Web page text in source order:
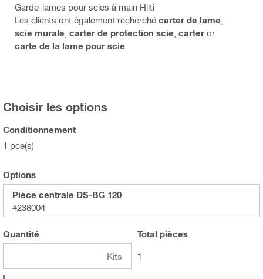
Garde-lames pour scies à main Hilti
Les clients ont également recherché carter de lame
scie murale carter de protection scie carter or
carte de la lame pour scie
Choisir les options
Conditionnement
1 pce(s)
Options
Pièce centrale DS-BG 120
#238004
Quantité
Kits
Total pièces
1